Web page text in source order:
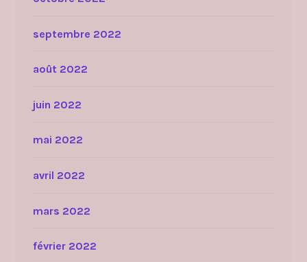
septembre 2022
août 2022
juin 2022
mai 2022
avril 2022
mars 2022
février 2022